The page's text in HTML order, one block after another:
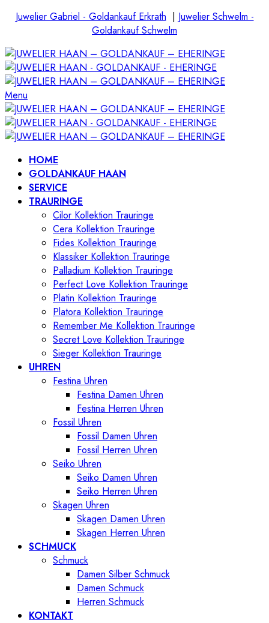
Juwelier Gabriel - Goldankauf Erkrath | Juwelier Schwelm -
Goldankauf Schwelm
Menu
HOME
GOLDANKAUF HAAN
SERVICE
TRAURINGE
Cilor Kollektion Trauringe
Cera Kollektion Trauringe
Fides Kollektion Trauringe
Klassiker Kollektion Trauringe
Palladium Kollektion Trauringe
Perfect Love Kollektion Trauringe
Platin Kollektion Trauringe
Platora Kollektion Trauringe
Remember Me Kollektion Trauringe
Secret Love Kollektion Trauringe
Sieger Kollektion Trauringe
UHREN
Festina Uhren
Festina Damen Uhren
Festina Herren Uhren
Fossil Uhren
Fossil Damen Uhren
Fossil Herren Uhren
Seiko Uhren
Seiko Damen Uhren
Seiko Herren Uhren
Skagen Uhren
Skagen Damen Uhren
Skagen Herren Uhren
SCHMUCK
Schmuck
Damen Silber Schmuck
Damen Schmuck
Herren Schmuck
KONTAKT